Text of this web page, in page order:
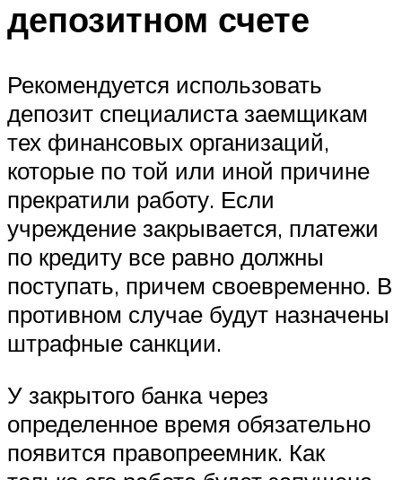
депозитном счете
Рекомендуется использовать
депозит специалиста заемщикам
тех финансовых организаций,
которые по той или иной причине
прекратили работу. Если
учреждение закрывается, платежи
по кредиту все равно должны
поступать, причем своевременно. В
противном случае будут назначены
штрафные санкции.
У закрытого банка через
определенное время обязательно
появится правопреемник. Как